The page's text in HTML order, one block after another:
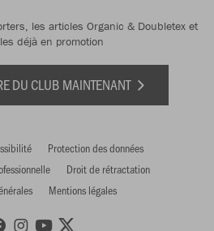
les articles Organic & Doubletex et
déjà en promotion
DU CLUB MAINTENANT
Protection des données
Droit de rétractation
Mentions légales